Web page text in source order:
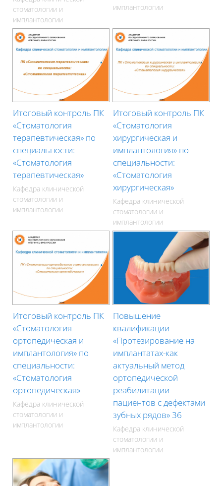
стоматологии и
имплантологии
имплантологии
Итоговый контроль ПК
«Стоматология
терапевтическая» по
специальности:
«Стоматология
терапевтическая»
Кафедра клинической
стоматологии и
имплантологии
Итоговый контроль ПК
«Стоматология
хирургическая и
имплантология» по
специальности:
«Стоматология
хирургическая»
Кафедра клинической
стоматологии и
имплантологии
Итоговый контроль ПК
«Стоматология
ортопедическая и
имплантология» по
специальности:
«Стоматология
ортопедическая»
Кафедра клинической
стоматологии и
имплантологии
Повышение
квалификации
«Протезирование на
имплантатах-как
актуальный метод
ортопедической
реабилитации
пациентов с дефектами
зубных рядов» 36
Кафедра клинической
стоматологии и
имплантологии